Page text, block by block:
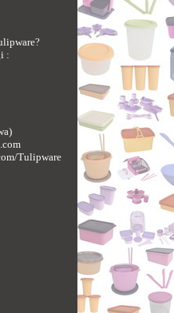
:
Tulipware